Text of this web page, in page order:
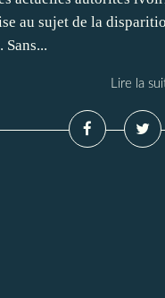
au sujet de la
Sans...
Lire la